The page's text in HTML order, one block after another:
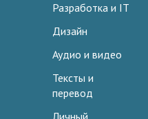
Разработка и IT
Дизайн
Аудио и видео
Тексты и
перевод